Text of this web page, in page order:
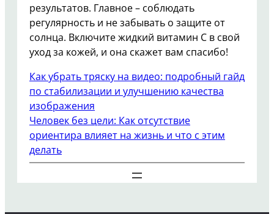
результатов. Главное – соблюдать
регулярность и не забывать о защите от
солнца. Включите жидкий витамин C в свой
уход за кожей, и она скажет вам спасибо!
Как убрать тряску на видео: подробный гайд
по стабилизации и улучшению качества
изображения
Человек без цели: Как отсутствие
ориентира влияет на жизнь и что с этим
делать